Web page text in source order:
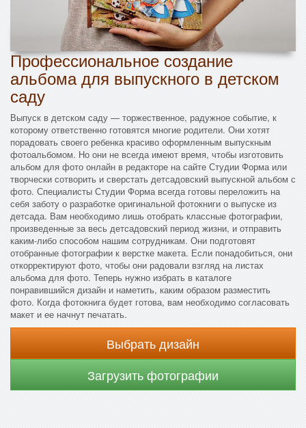
Профессиональное создание
альбома для выпускного в детском
саду
Выпуск в детском саду — торжественное, радужное событие, к
которому ответственно готовятся многие родители. Они хотят
порадовать своего ребенка красиво оформленным выпускным
фотоальбомом. Но они не всегда имеют время, чтобы изготовить
альбом для фото онлайн в редакторе на сайте Студии Форма или
творчески сотворить и сверстать детсадовский выпускной альбом с
фото. Специалисты Студии Форма всегда готовы переложить на
себя заботу о разработке оригинальной фотокниги о выпуске из
детсада. Вам необходимо лишь отобрать классные фотографии,
произведенные за весь детсадовский период жизни, и отправить
каким-либо способом нашим сотрудникам. Они подготовят
отобранные фотографии к верстке макета. Если понадобиться, они
откорректируют фото, чтобы они радовали взгляд на листах
альбома для фото. Теперь нужно избрать в каталоге
понравившийся дизайн и наметить, каким образом разместить
фото. Когда фотокнига будет готова, вам необходимо согласовать
макет и ее начнут печатать.
Выбрать дизайн
Загрузить фотографии